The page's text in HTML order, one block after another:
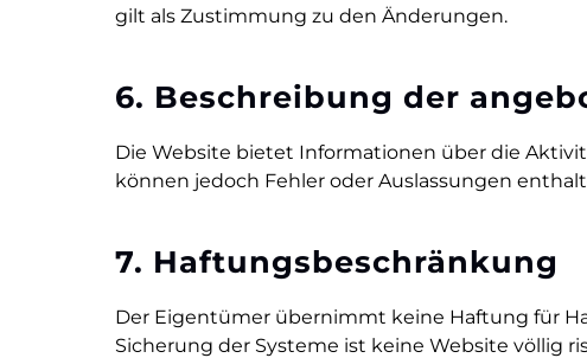
gilt als Zustimmung zu den Änderungen.
6. Beschreibung der
Die Website bietet Informationen über die
können jedoch Fehler oder Auslassungen
7. Haftungsbeschränkung
Der Eigentümer übernimmt keine Haftung für
Sicherung der Systeme ist keine Website völlig